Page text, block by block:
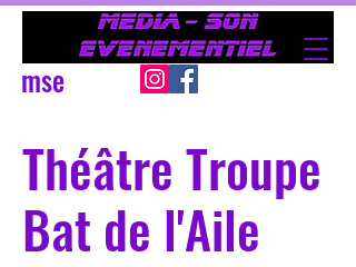
mse
Théâtre Troupe
Bat de l'Aile